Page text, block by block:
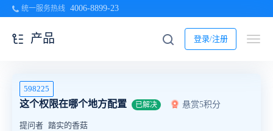
统一服务热线 4006-8899-23
登录/注册
产品
598225
这个权限在哪个地方配置 已解决 悬赏5积分
提问者 踏实的香菇